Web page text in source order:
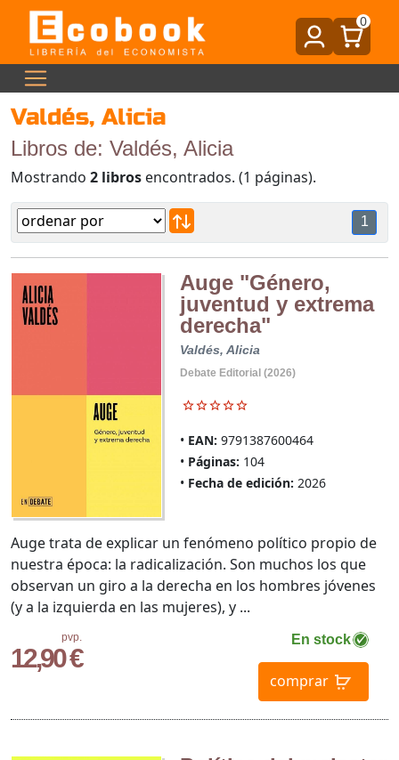
0
Valdés, Alicia
Libros de: Valdés, Alicia
Mostrando 2 libros encontrados. (1 páginas).
1
Auge "Género,
juventud y extrema
derecha"
Valdés, Alicia
Debate Editorial (2026)
EAN: 9791387600464
Páginas: 104
Fecha de edición: 2026
pvp.
12,90 €
En stock
comprar
Auge trata de explicar un fenómeno político propio de
nuestra época: la radicalización. Son muchos los que
observan un giro a la derecha en los hombres jóvenes
(y a la izquierda en las mujeres), y ...